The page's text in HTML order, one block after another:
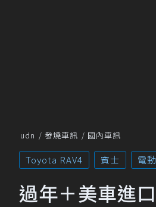
udn 發燒車訊 國內車訊
Toyota RAV4 賓士 電
過年＋美車進